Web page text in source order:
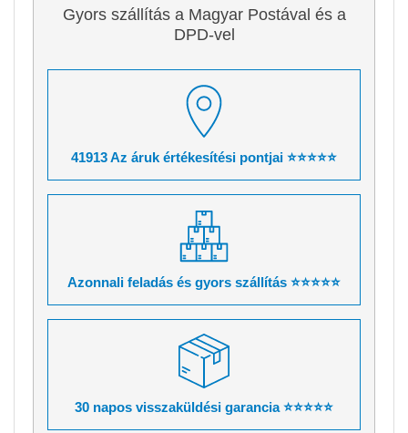
Gyors szállítás a Magyar Postával és a
DPD-vel
41913 Az áruk értékesítési pontjai ⭐⭐⭐⭐⭐
Azonnali feladás és gyors szállítás ⭐⭐⭐⭐⭐
30 napos visszaküldési garancia ⭐⭐⭐⭐⭐